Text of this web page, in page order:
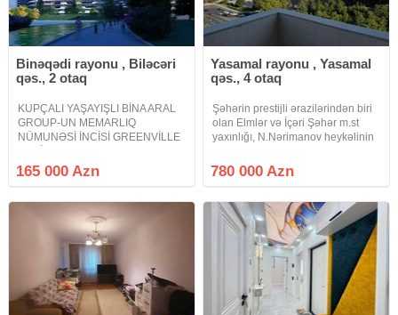
Binəqədi rayonu , Biləcəri
qəs., 2 otaq
KUPÇALI YAŞAYIŞLI BİNA ARAL
GROUP-UN MEMARLIQ
NÜMUNƏSİ İNCİSİ GREENVİLLE
QİSMƏN TƏMİRLİ QAZLI LİFTLİ
PRESTİJLİ ELİT YAŞAYIŞ
KEYFİYYƏTLİ Avtovağzal
kompleksinin yaxınlığında
165 000 Azn
Yasamal rayonu , Yasamal
qəs., 4 otaq
Şəhərin prestijli ərazilərindən biri
olan Elmlər və İçəri Şəhər m.st
yaxınlığı, N.Nərimanov heykəlinin
mənzərəli qanuni 4 otaqlı, sahəsi
220 kv.m, 4 sanuzeli (3-ü yataq
780 000 Azn